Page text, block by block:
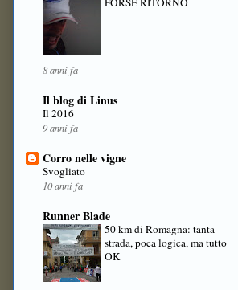
8 anni fa
Il blog di Linus
Il 2016
9 anni fa
Corro nelle vigne
Svogliato
10 anni fa
Runner Blade
50 km di Romagna: tanta
strada, poca logica, ma tutto
OK